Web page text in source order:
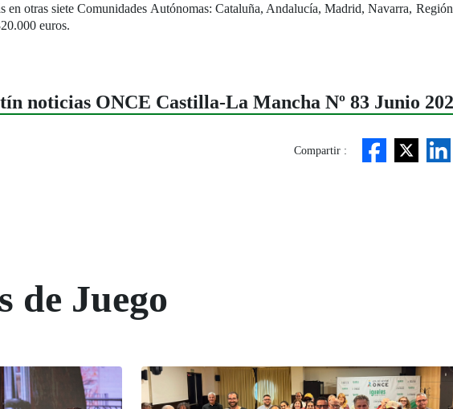
en otras siete Comunidades Autónomas: Cataluña, Andalucía, Madrid, Navarra,
euros.
noticias ONCE Castilla-La Mancha Nº 83 Junio
Compartir :
de Juego